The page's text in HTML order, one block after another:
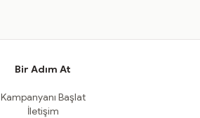
Bir Adım At
Kampanyanı Başlat
İletişim